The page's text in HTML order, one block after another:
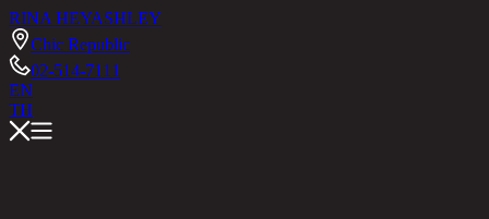
RINA HEYASHLEY
Chic Republic
02-514-7111
EN
TH